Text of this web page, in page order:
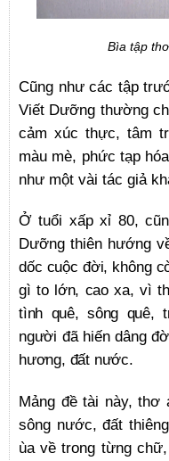
Bìa tập
Cũng như các tập
Viết Dưỡng thường
cảm xúc thực, tâm
màu mè, phức tạp
như một vài tác giả
Ở tuổi xấp xỉ 80,
Dưỡng thiên hướng
dốc cuộc đời, không
gì to lớn, cao xa, vì
tình quê, sông quê,
người đã hiến dâng
hương, đất nước.
Mảng đề tài này, thơ
sông nước, đất
ùa về trong từng